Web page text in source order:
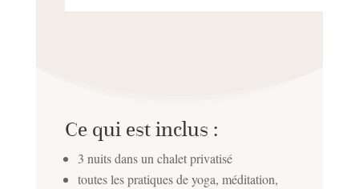
Ce qui est inclus :
3 nuits dans un chalet privatisé
toutes les pratiques de yoga, méditation,